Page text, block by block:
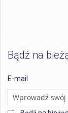
Bądź na
E-mail